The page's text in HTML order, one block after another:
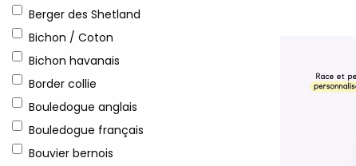
Berger des Shetland
Bichon / Coton
Bichon havanais
Border collie
Bouledogue anglais
Bouledogue français
Bouvier bernois